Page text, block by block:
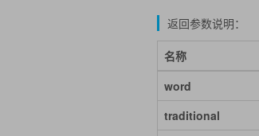
返回参数说明：
名称
word
traditional